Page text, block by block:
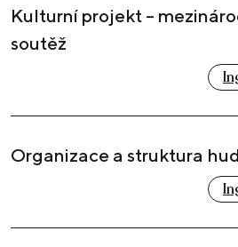
Kulturní projekt –
soutěž
Organizace a struktura